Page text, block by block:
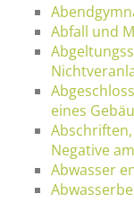
Abfall und
eines
Negative
Abwasser